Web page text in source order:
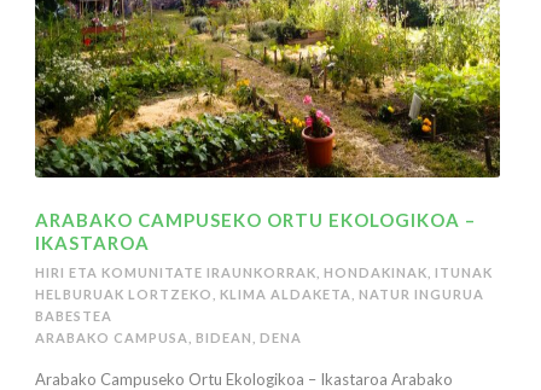
ARABAKO CAMPUSEKO ORTU EKOLOGIKOA –
IKASTAROA
HIRI ETA KOMUNITATE IRAUNKORRAK HONDAKINAK ITUNAK
HELBURUAK LORTZEKO
KLIMA ALDAKETA
NATUR INGURUA
BABESTEA
ARABAKO CAMPUSA
BIDEAN DENA
Arabako Campuseko Ortu Ekologikoa – Ikastaroa Arabako